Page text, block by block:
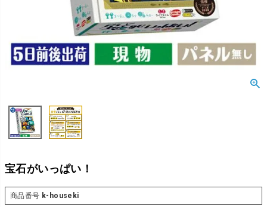
宝石がいっぱい！
商品番号 k-houseki